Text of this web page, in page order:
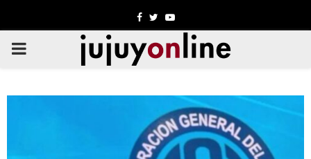
Facebook
TwitterYoutube
PRIMARY